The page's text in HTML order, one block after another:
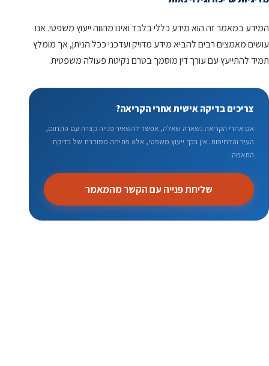
המידע במאמר זה הוא מידע כללי בלבד ואינו מהווה ייעוץ משפטי. אנו
עושים מאמצים רבים להביא מידע מדויק ועדכני ככל הניתן, אך מומלץ
תמיד להתייעץ עם עורך דין מוסמך בטרם נקיטת פעולה משפטית.
צריכים בדיקה אישית אחרי הקריאה?
אם אחרי הקריאה נשארה שאלה, אפשר להשאיר פנייה קצרה עם התחום,
העיר והדחיפות. אין בכך ייעוץ משפטי, אלא פתיחה מסודרת של בדיקת
התאמה.
שליחת פנייה עם הקשר מהמאמר